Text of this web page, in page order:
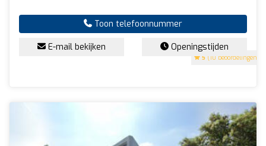
5 (10 beoordelingen)
Toon telefoonnummer
E-mail bekijken Openingstijden